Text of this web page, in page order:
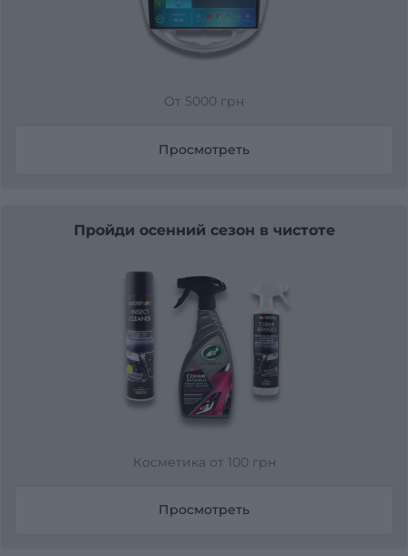
От 5000 грн
Просмотреть
Пройди осенний сезон в чистоте
Косметика от 100 грн
Просмотреть